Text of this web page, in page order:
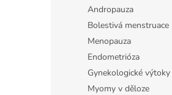
Andropauza
Bolestivá menstruace
Menopauza
Endometrióza
Gynekologické výtoky
Myomy v děloze